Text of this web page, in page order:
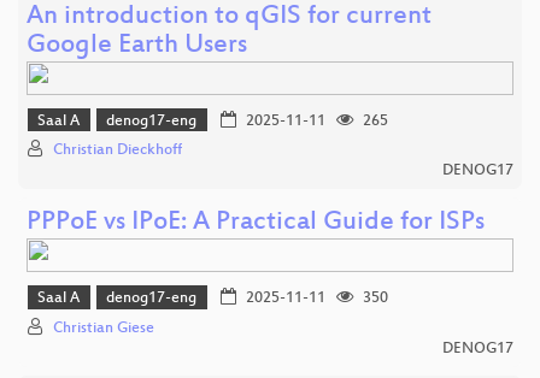
An introduction to qGIS for current
Google Earth Users
Saal A denog17-eng 2025-11-11
265
Christian Dieckhoff
DENOG17
PPPoE vs IPoE: A Practical Guide for ISPs
Saal A denog17-eng 2025-11-11
350
Christian Giese
DENOG17